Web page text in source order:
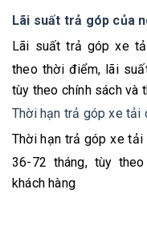
Lãi suất trả góp của
Lãi suất trả góp xe
theo thời điểm, lãi
tùy theo chính sách và
Thời hạn trả góp xe tải
Thờihạn trả góp xe tải
36-72 tháng, tùy
khách hàng